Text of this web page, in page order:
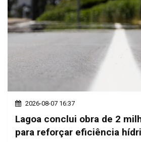
2026-08-07 16:37
Lagoa conclui obra de 2
para reforçar eficiência